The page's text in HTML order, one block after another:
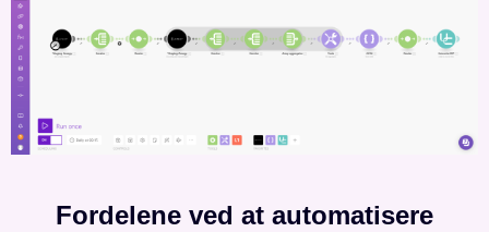
Fordelene ved at automatisere